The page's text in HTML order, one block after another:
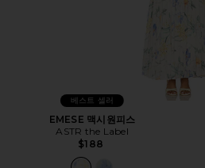
베스트 셀러
EMESE 맥시원피스
ASTR the Label
$188